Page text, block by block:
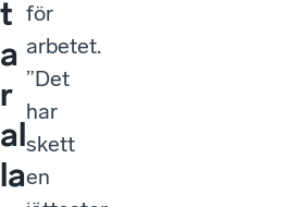
t
a
r
al
la
för
arbetet.
”Det
har
skett
en